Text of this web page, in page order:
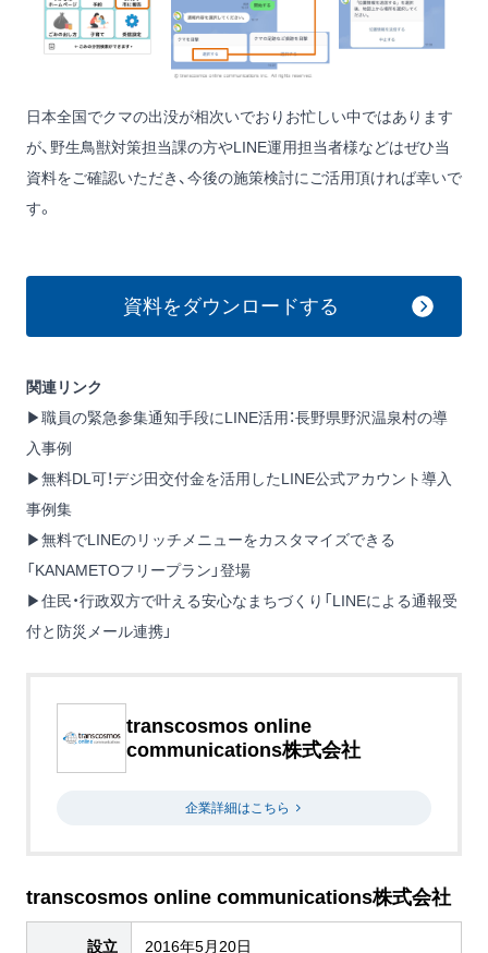
日本全国でクマの出没が相次いでおりお忙しい中ではあります
が、野生鳥獣対策担当課の方やLINE運用担当者様などはぜひ当
資料をご確認いただき、今後の施策検討にご活用頂ければ幸いで
す。
資料をダウンロードする
関連リンク
▶職員の緊急参集通知手段にLINE活用：長野県野沢温泉村の導
入事例
▶無料DL可！デジ田交付金を活用したLINE公式アカウント導入
事例集
▶無料でLINEのリッチメニューをカスタマイズできる
「KANAMETOフリープラン」登場
▶住民・行政双方で叶える安心なまちづくり「LINEによる通報受
付と防災メール連携」
transcosmos online
communications株式会社
企業詳細はこちら
transcosmos online communications株式会社
設立 2016年5月20日